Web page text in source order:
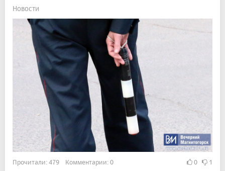
Новости
Прочитали: 479 Комментарии: 0 0 1